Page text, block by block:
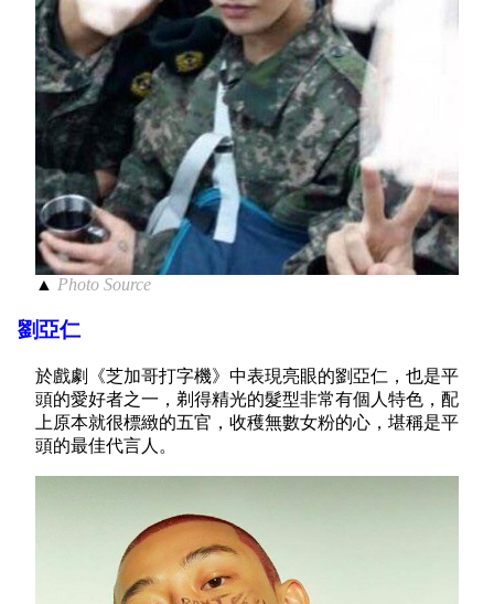
▲ Photo Source
劉亞仁
於戲劇《芝加哥打字機》中表現亮眼的劉亞仁，也是平
頭的愛好者之一，剃得精光的髮型非常有個人特色，配
上原本就很標緻的五官，收穫無數女粉的心，堪稱是平
頭的最佳代言人。